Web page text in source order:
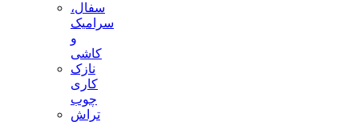
سفال،
سرامیک
و
کاشی
نازک
کاری
چوب
تراش